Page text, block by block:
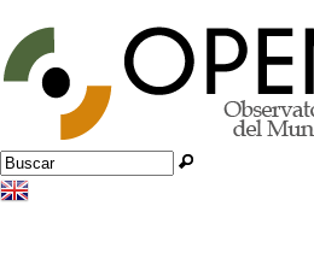
Jump to navigation
Formulario de búsqueda
Buscar